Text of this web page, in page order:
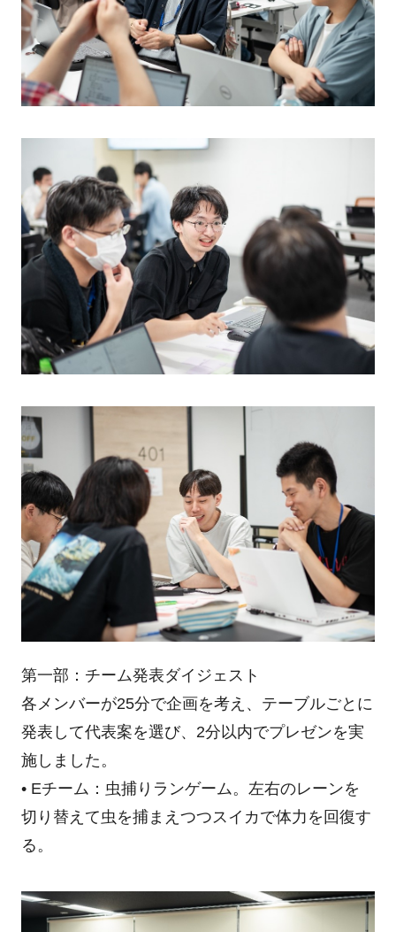
第一部：チーム発表ダイジェスト
各メンバーが25分で企画を考え、テーブルごとに
発表して代表案を選び、2分以内でプレゼンを実
施しました。
• Eチーム：虫捕りランゲーム。左右のレーンを
切り替えて虫を捕まえつつスイカで体力を回復す
る。